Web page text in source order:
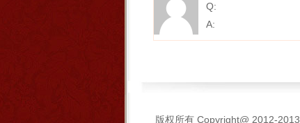
Q:
A:
版权所有 Copyright@ 2012-2013